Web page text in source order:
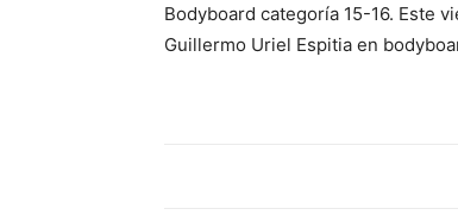
Bodyboard categoría 15-16. Este
Guillermo Uriel Espitia en